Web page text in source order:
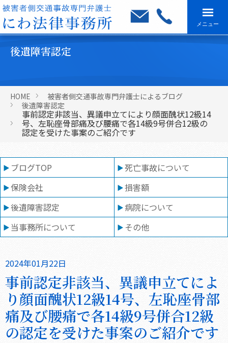
メニュー
後遺障害認定
HOME
被害者側交通事故専門弁護士によるブログ
後遺障害認定
事前認定非該当、異議申立てにより顔面醜状12級14
号、左恥座骨部痛及び腰痛で各14級9号併合12級の
認定を受けた事案のご紹介です
ブログTOP
死亡事故について
保険会社
損害額
後遺障害認定
病院について
当事務所について
その他
2024年01月22日
事前認定非該当、異議申立てによ
り顔面醜状12級14号、左恥座骨部
痛及び腰痛で各14級9号併合12級
の認定を受けた事案のご紹介です